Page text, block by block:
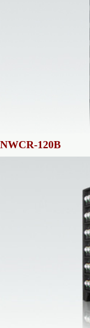
NWCR-120B